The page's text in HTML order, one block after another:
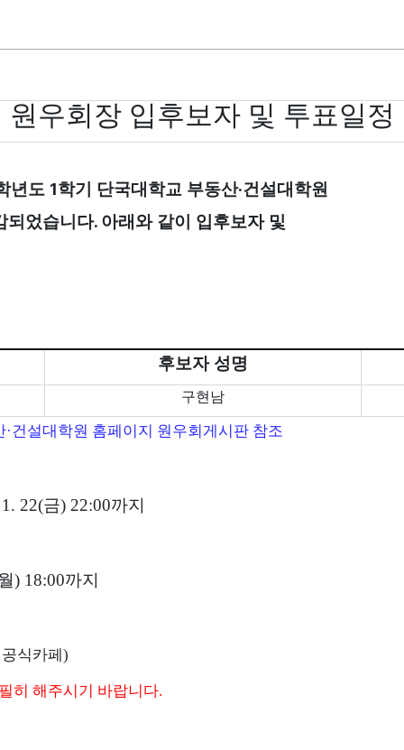
원우회장 입후보자 및 투표일정
년도 1학기 단국대학교 부동산·건설대학원
되었습니다. 아래와 같이 입후보자 및
후보자 성명
구현남
·건설대학원 홈페이지 원우회게시판 참조
22(금) 22:00까지
) 18:00까지
식카페)
히 해주시기 바랍니다.